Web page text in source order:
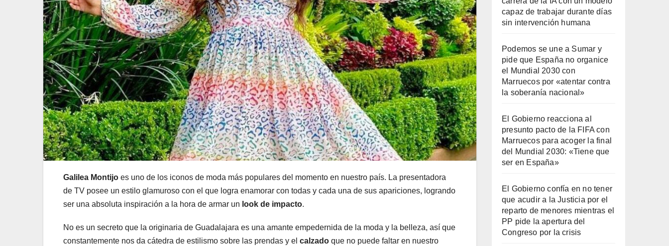
Galilea Montijo es uno de los iconos de moda más populares del momento en nuestro país. La presentadora
de TV posee un estilo glamuroso con el que logra enamorar con todas y cada una de sus apariciones, logrando
ser una absoluta inspiración a la hora de armar un look de impacto.
No es un secreto que la originaria de Guadalajara es una amante empedernida de la moda y la belleza, así que
constantemente nos da cátedra de estilismo sobre las prendas y el calzado que no puede faltar en nuestro
capaz de trabajar durante días
sin intervención humana
Podemos se une a Sumar y
pide que España no organice
el Mundial 2030 con
Marruecos por «atentar contra
la soberanía nacional»
El Gobierno reacciona al
presunto pacto de la FIFA con
Marruecos para acoger la final
del Mundial 2030: «Tiene que
ser en España»
El Gobierno confía en no tener
que acudir a la Justicia por el
reparto de menores mientras el
PP pide la apertura del
Congreso por la crisis